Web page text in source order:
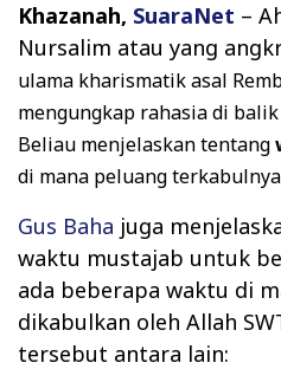
Khazanah, SuaraNet –
Nursalim atau yang
ulama kharismatik asal
mengungkap rahasia di
Beliau menjelaskan tentang
di mana peluang
Gus Baha juga
waktu mustajab untuk
ada beberapa waktu di
dikabulkan oleh Allah
tersebut antara lain: